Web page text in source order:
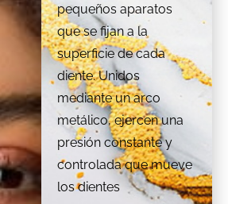
pequeños aparatos
que se fijan a la
superficie de cada
diente. Unidos
mediante un arco
metálico, ejercen una
presión constante y
controlada que mueve
los dientes